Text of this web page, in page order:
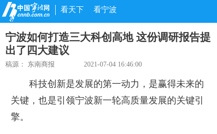
看天下 看宁波
宁波如何打造三大科创高地 这份调研报告提
出了四大建议
稿源： 东南商报 2021-07-04 16:46:00
科技创新是发展的第一动力，是赢得未来的
关键，也是引领宁波新一轮高质量发展的关键引
擎。